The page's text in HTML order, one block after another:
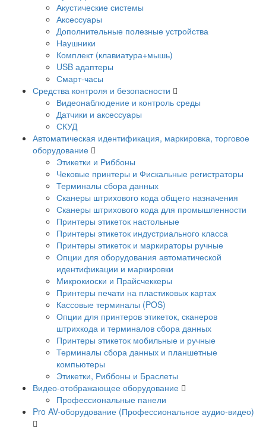
Акустические системы
Аксессуары
Дополнительные полезные устройства
Наушники
Комплект (клавиатура+мышь)
USB адаптеры
Смарт-часы
Средства контроля и безопасности
Видеонаблюдение и контроль среды
Датчики и аксессуары
СКУД
Автоматическая идентификация, маркировка, торговое
оборудование
Этикетки и Риббоны
Чековые принтеры и Фискальные регистраторы
Терминалы сбора данных
Сканеры штрихового кода общего назначения
Сканеры штрихового кода для промышленности
Принтеры этикеток настольные
Принтеры этикеток индустриального класса
Принтеры этикеток и маркираторы ручные
Опции для оборудования автоматической
идентификации и маркировки
Микрокиоски и Прайсчеккеры
Принтеры печати на пластиковых картах
Кассовые терминалы (POS)
Опции для принтеров этикеток, сканеров
штрихкода и терминалов сбора данных
Принтеры этикеток мобильные и ручные
Терминалы сбора данных и планшетные
компьютеры
Этикетки, Риббоны и Браслеты
Видео-отображающее оборудование
Профессиональные панели
Pro AV-оборудование (Профессиональное аудио-видео)